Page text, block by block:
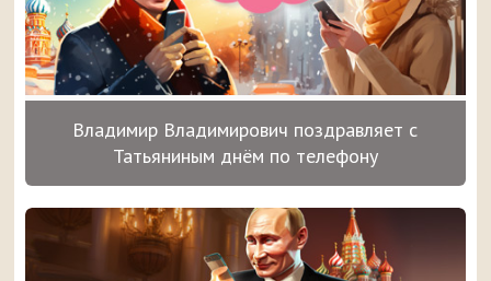
Владимир Владимирович поздравляет с
Татьяниным днём по телефону